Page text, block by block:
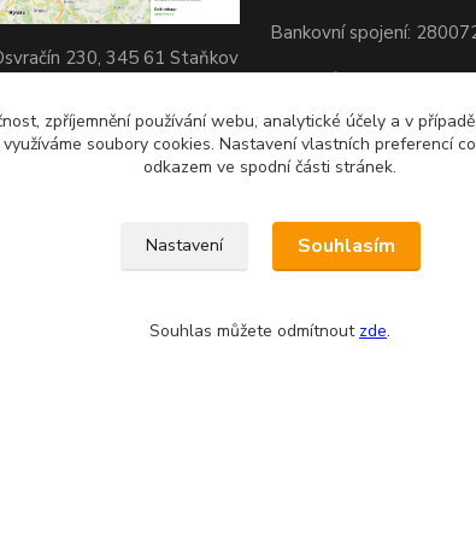
230, 345 61 Staňkov
BTC forever :-) Děkuji
Bankovní spojení:
Odesíláme přes:
zpříjemnění používání webu, analytické účely a v
soubory cookies. Nastavení vlastních preferencí
odkazem ve spodní části stránek.
Nastavení Souhlasím
Souhlas můžete odmítnout zde.